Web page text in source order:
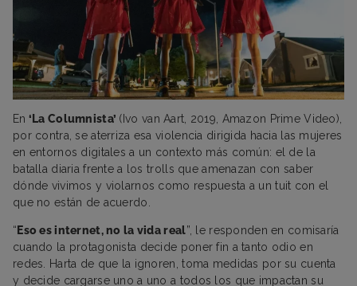
En ‘La Columnista’ (Ivo van Aart, 2019, Amazon Prime Video),
por contra, se aterriza esa violencia dirigida hacia las mujeres
en entornos digitales a un contexto más común: el de la
batalla diaria frente a los trolls que amenazan con saber
dónde vivimos y violarnos como respuesta a un tuit con el
que no están de acuerdo.
“ Eso es internet, no la vida real”, le responden en comisaría
cuando la protagonista decide poner fin a tanto odio en
redes. Harta de que la ignoren, toma medidas por su cuenta
y decide cargarse uno a uno a todos los que impactan su